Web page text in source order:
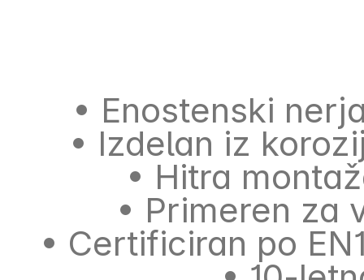
• Enostenski
• Izdelan iz
• Hitra
• Primeren za
• Certificiran po